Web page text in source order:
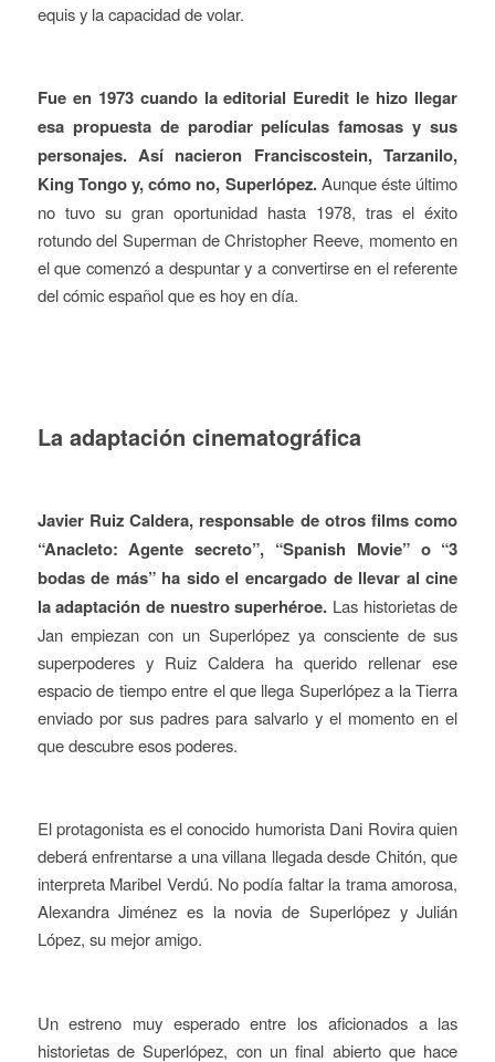
equis y la capacidad de volar.
Fue en 1973 cuando la editorial Euredit le hizo llegar
esa propuesta de parodiar películas famosas y sus
personajes. Así nacieron Franciscostein, Tarzanilo,
King Tongo y, cómo no, Superlópez.Aunque éste último
no tuvo su gran oportunidad hasta 1978, tras el éxito
rotundo del Superman de Christopher Reeve, momento en
el que comenzó a despuntar y a convertirse en el referente
del cómic español que es hoy en día.
La adaptación cinematográfica
Javier Ruiz Caldera, responsable de otros films como
“Anacleto: Agente secreto”, “Spanish Movie” o “3
bodas de más” ha sido el encargado de llevar al cine
la adaptación de nuestro superhéroe. Las historietas de
Jan empiezan con un Superlópez ya consciente de sus
superpoderes y Ruiz Caldera ha querido rellenar ese
espacio de tiempo entre el que llega Superlópez a la Tierra
enviado por sus padres para salvarlo y el momento en el
que descubre esos poderes.
El protagonista es el conocido humorista Dani Rovira quien
deberá enfrentarse a una villana llegada desde Chitón, que
interpreta Maribel Verdú. No podía faltar la trama amorosa,
Alexandra Jiménez es la novia de Superlópez y Julián
López, su mejor amigo.
Un estreno muy esperado entre los aficionados a las
historietas de Superlópez, con un final abierto que hace